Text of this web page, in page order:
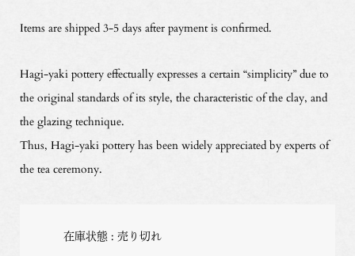
Items are shipped 3-5 days after payment is confirmed.
Hagi-yaki pottery effectually expresses a certain “simplicity” due to
the original standards of its style, the characteristic of the clay, and
the glazing technique.
Thus, Hagi-yaki pottery has been widely appreciated by experts of
the tea ceremony.
在庫状態 : 売り切れ